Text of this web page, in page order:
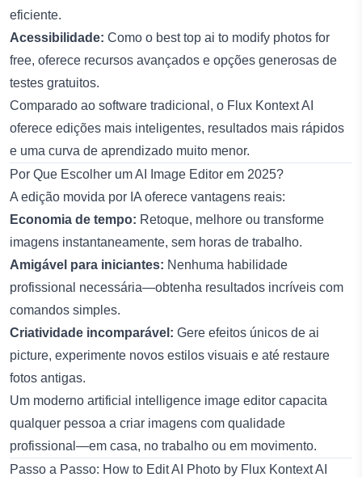
eficiente.
Acessibilidade: Como o best top ai to modify photos for
free, oferece recursos avançados e opções generosas de
testes gratuitos.
Comparado ao software tradicional, o Flux Kontext AI
oferece edições mais inteligentes, resultados mais rápidos
e uma curva de aprendizado muito menor.
Por Que Escolher um AI Image Editor em 2025?
A edição movida por IA oferece vantagens reais:
Economia de tempo: Retoque, melhore ou transforme
imagens instantaneamente, sem horas de trabalho.
Amigável para iniciantes: Nenhuma habilidade
profissional necessária—obtenha resultados incríveis com
comandos simples.
Criatividade incomparável: Gere efeitos únicos de ai
picture, experimente novos estilos visuais e até restaure
fotos antigas.
Um moderno artificial intelligence image editor capacita
qualquer pessoa a criar imagens com qualidade
profissional—em casa, no trabalho ou em movimento.
Passo a Passo: How to Edit AI Photo by Flux Kontext AI